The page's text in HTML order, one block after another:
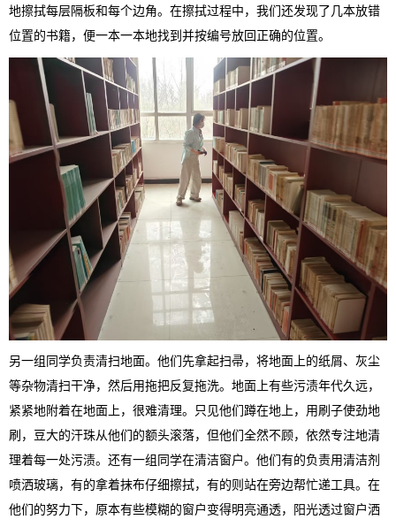
地擦拭每层隔板和每个边角。在擦拭过程中，我们还发现了几本放错
位置的书籍，便一本一本地找到并按编号放回正确的位置。
另一组同学负责清扫地面。他们先拿起扫帚，将地面上的纸屑、灰尘
等杂物清扫干净，然后用拖把反复拖洗。地面上有些污渍年代久远，
紧紧地附着在地面上，很难清理。只见他们蹲在地上，用刷子使劲地
刷，豆大的汗珠从他们的额头滚落，但他们全然不顾，依然专注地清
理着每一处污渍。还有一组同学在清洁窗户。他们有的负责用清洁剂
喷洒玻璃，有的拿着抹布仔细擦拭，有的则站在旁边帮忙递工具。在
他们的努力下，原本有些模糊的窗户变得明亮通透，阳光透过窗户洒